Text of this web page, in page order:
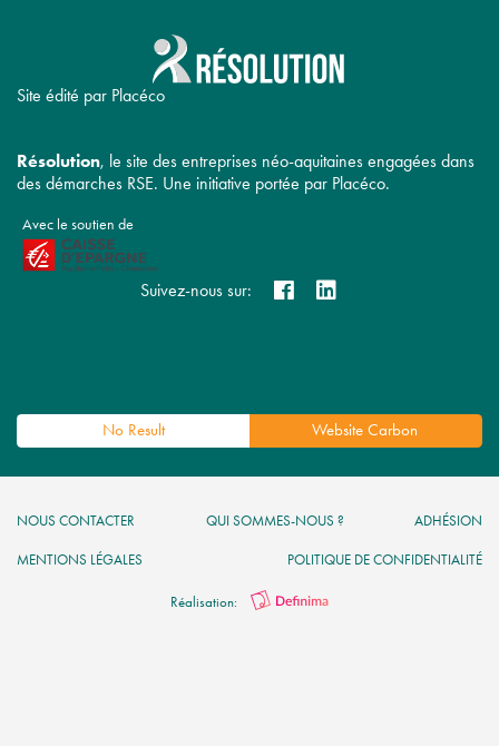
Site édité par Placéco
Résolution, le site des entreprises néo-aquitaines engagées dans
des démarches RSE. Une initiative portée par Placéco.
Avec le soutien de
Suivez-nous sur:
No Result Website Carbon
NOUS CONTACTER QUI SOMMES-NOUS ? ADHÉSION
MENTIONS LÉGALES POLITIQUE DE CONFIDENTIALITÉ
Réalisation: